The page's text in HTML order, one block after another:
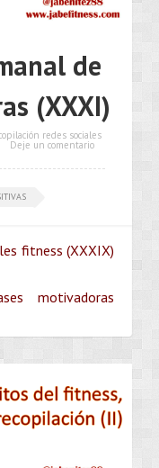
de
(XXXI)
redes sociales
Deje un comentario
fitness (XXXIX)
motivadoras